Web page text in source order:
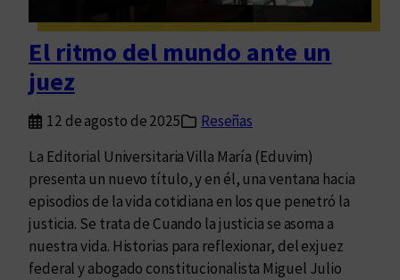
n
e
x
a
s
i
ó
n
v
o
El ritmo del mundo ante un
juez
12 de agosto de 2025
Reseñas
La Editorial Universitaria Villa María (Eduvim)
presenta un nuevo título, y en él, una ventana hacia
episodios de la vida cotidiana en los que penetró la
justicia. Se trata de Cuando la justicia se asoma a
nuestra vida. Historias para reflexionar, del exjuez
federal y abogado constitucionalista Miguel Julio